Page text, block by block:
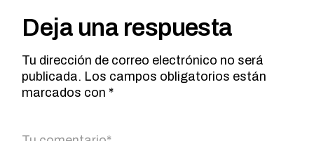
Deja una respuesta
Tu dirección de correo electrónico no será
publicada. Los campos obligatorios están
marcados con *